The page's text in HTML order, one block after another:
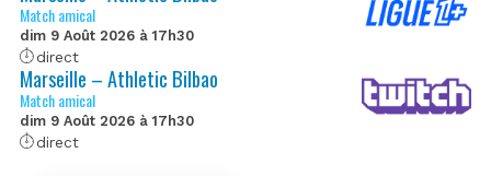
Match amical
dim 9 Août 2026 à 17h30
direct
Marseille – Athletic Bilbao
Match amical
dim 9 Août 2026 à 17h30
direct